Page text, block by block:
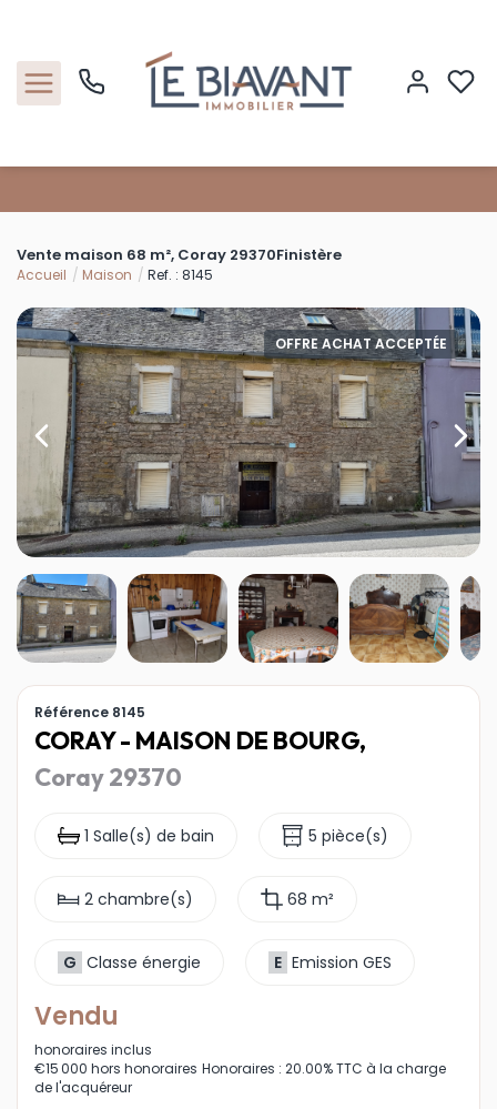
Nos biens
Estimation
Nos agences
Contact
Vente maison 68 m², Coray 29370Finistère
Accueil Maison Ref. : 8145
OFFRE ACHAT ACCEPTÉE
Référence 8145
CORAY - MAISON DE BOURG,
Coray 29370
1 Salle(s) de bain 5 pièce(s)
2 chambre(s) 68 m²
G Classe énergie E Emission GES
Vendu
honoraires inclus
€15 000 hors honoraires Honoraires : 20.00% TTC à la charge
de l'acquéreur